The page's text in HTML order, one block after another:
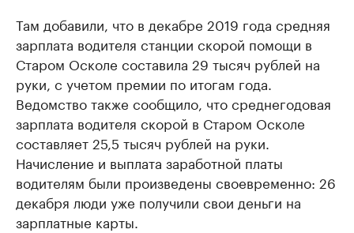
Там добавили, что в декабре 2019 года средняя
зарплата водителя станции скорой помощи в
Старом Осколе составила 29 тысяч рублей на
руки, с учетом премии по итогам года.
Ведомство также сообщило, что среднегодовая
зарплата водителя скорой в Старом Осколе
составляет 25,5 тысяч рублей на руки.
Начисление и выплата заработной платы
водителям были произведены своевременно: 26
декабря люди уже получили свои деньги на
зарплатные карты.